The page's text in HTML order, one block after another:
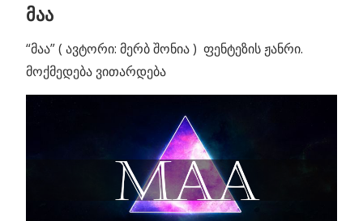
მაა
“მაა” ( ავტორი: მერბ შონია ) ფენტეზის ჟანრი.
მოქმედება ვითარდება